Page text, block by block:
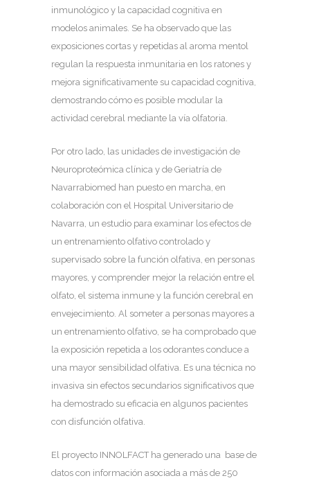
inmunológico y la capacidad cognitiva en
modelos animales. Se ha observado que las
exposiciones cortas y repetidas al aroma mentol
regulan la respuesta inmunitaria en los ratones y
mejora significativamente su capacidad cognitiva,
demostrando cómo es posible modular la
actividad cerebral mediante la vía olfatoria.
Por otro lado, las unidades de investigación de
Neuroproteómica clínica y de Geriatría de
Navarrabiomed han puesto en marcha, en
colaboración con el Hospital Universitario de
Navarra, un estudio para examinar los efectos de
un entrenamiento olfativo controlado y
supervisado sobre la función olfativa, en personas
mayores, y comprender mejor la relación entre el
olfato, el sistema inmune y la función cerebral en
envejecimiento. Al someter a personas mayores a
un entrenamiento olfativo, se ha comprobado que
la exposición repetida a los odorantes conduce a
una mayor sensibilidad olfativa. Es una técnica no
invasiva sin efectos secundarios significativos que
ha demostrado su eficacia en algunos pacientes
con disfunción olfativa.
El proyecto INNOLFACT ha generado una base de
datos con información asociada a más de 250